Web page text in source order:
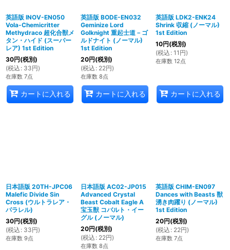
英語版 INOV-EN050
Vola-Chemicritter
Methydraco 超化合獣メ
タン・ハイド (スーパー
レア) 1st Edition
30円(税別)
(税込 : 33円)
在庫数 7点
カートに入れる
英語版 BODE-EN032
Geminize Lord
Golknight 重起士道－ゴ
ルドナイト (ノーマル)
1st Edition
20円(税別)
(税込 : 22円)
在庫数 8点
カートに入れる
英語版 LDK2-ENK24
Shrink 収縮 (ノーマル)
1st Edition
10円(税別)
(税込 : 11 円)
在庫数 12点
カートに入れる
日本語版 20TH-JPC06
Malefic Divide Sin
Cross (ウルトラレア・
パラレル)
30円(税別)
(税込 : 33円)
在庫数 9点
日本語版 AC02-JP015
Advanced Crystal
Beast Cobalt Eagle A
宝玉獣 コバルト・イー
グル (ノーマル)
20円(税別)
(税込 : 22円)
在庫数 8点
英語版 CHIM-EN097
Dances with Beasts 獣
湧き肉躍り (ノーマル)
1st Edition
20円(税別)
(税込 : 22円)
在庫数 7点